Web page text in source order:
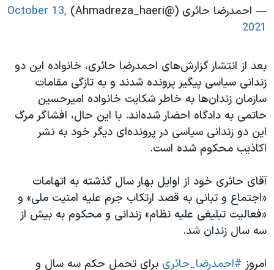
— احمدرضا حائری (@Ahmadreza_haeri)
October 13,
2021
بعد از انتشار گزارش‌های احمدرضا حائری، خانواده این دو
زندانی سیاسی پیگیر پرونده شدند و به تازگی مقامات
سازمان زندان‌ها به خاطر شکایت خانواده امیرحسین
حاتمی به دادگاه احضار شده‌اند. با این حال، افشاگر مرگ
این دو زندانی سیاسی در پرونده‌ای دیگر خود به نشر
اکاذیب محکوم شده است.
آقای حائری خود از اوایل بهار سال گذشته به اتهامات
«اجتماع و تبانی به قصد ارتکاب جرم علیه امنیت ملی» و
«فعالیت‌ تبلیغی علیه نظام» زندانی و محکوم به بیش از
سه سال زندان شد.
امروز #احمدرضا_حائری برای تحمل حکم سه سال و